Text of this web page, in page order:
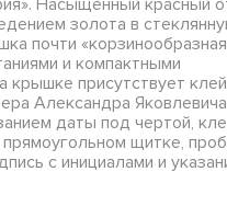
золота в
почти
и компактными
крышке присутствует
Александра
даты под чертой,
щитке,
с инициалами и